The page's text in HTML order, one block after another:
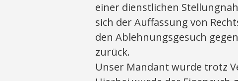
einer dienstlichen
sich der Auffassung von
den Ablehnungsgesuch
zurück.
Unser Mandant wurde trotz